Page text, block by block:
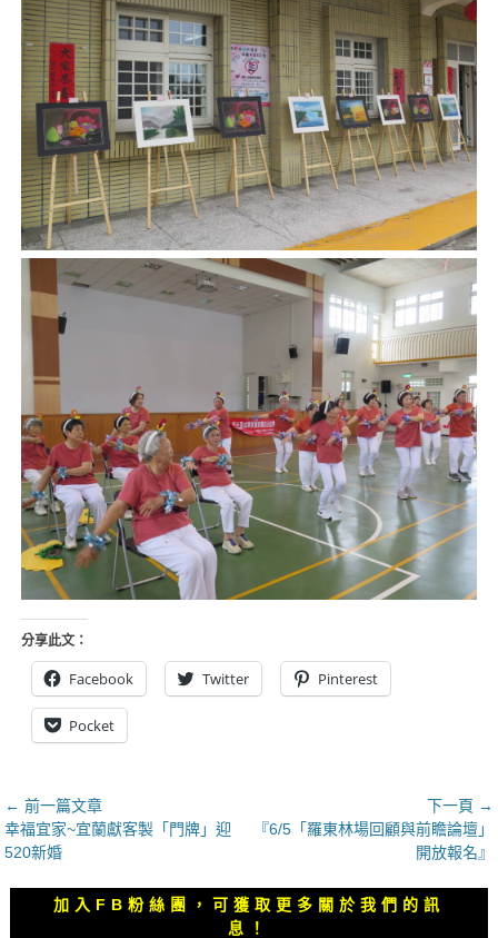
分享此文：
Facebook Twitter Pinterest
Pocket
文
章
導
覽
← 前一篇文章
上
一
幸福宜家~宜蘭獻客製「門牌」迎
520新婚
下一頁 →
下
文
章：
『6/5「羅東林場回顧與前瞻論壇」
開放報名』
加入FB粉絲團，可獲取更多關於我們的訊
息！